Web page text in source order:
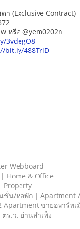
า (Exclusive Contract)
หรือ @yem0202n
3vdegO8
bit.ly/488TrlD
Webboard
Home & Office
Property
ชั่น/หอพัก | Apartment
Apartment ขายอพาร์ท
ร.ว. ย่านสำเพ็ง